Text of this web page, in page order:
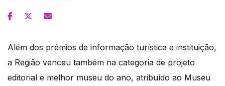
Além dos prémios de informação turística e instituição,
a Região venceu também na categoria de projeto
editorial e melhor museu do ano, atribuído ao Museu